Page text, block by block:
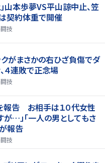
」山本歩夢VS平山諒中止、笠
契約体重で開催
技
クがまさかの右ひざ負傷でダ
４連敗で正念場
技
報告 お相手は１０代女性
が…」「一人の男としてもさ
報告
技